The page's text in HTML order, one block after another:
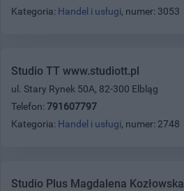
Kategoria: Handel i usługi, numer: 3053
Studio TT www.studiott.pl
ul. Stary Rynek 50A, 82-300 Elbląg
Telefon: 791607797
Kategoria: Handel i usługi, numer: 2748
Studio Plus Magdalena Kozłowska